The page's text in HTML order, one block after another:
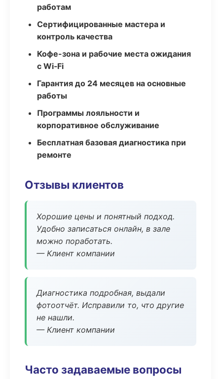
работам
Сертифицированные мастера и
контроль качества
Кофе-зона и рабочие места ожидания
с Wi‑Fi
Гарантия до 24 месяцев на основные
работы
Программы лояльности и
корпоративное обслуживание
Бесплатная базовая диагностика при
ремонте
Отзывы клиентов
Хорошие цены и понятный подход.
Удобно записаться онлайн, в зале
можно поработать.
— Клиент компании
Диагностика подробная, выдали
фотоотчёт. Исправили то, что другие
не нашли.
— Клиент компании
Часто задаваемые вопросы